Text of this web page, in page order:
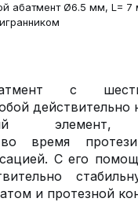
абатмент Ø6.5 мм, L=
с
элемент,
во время
С его
и протезной